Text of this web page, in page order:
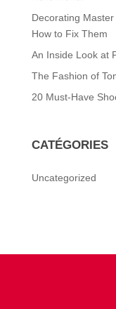
Decorating
How to Fix Them
An Inside Look at
The Fashion of
20 Must-Have
CATÉGORIES
Uncategorized